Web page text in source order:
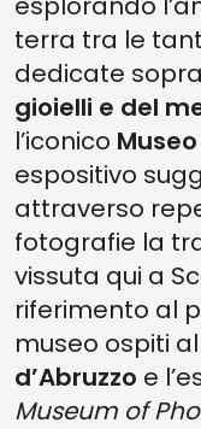
terra tra le
dedicate
gioielli e del
l’iconico
espositivo
attraverso
fotografie la
vissuta qui a
riferimento al
museo ospiti
d’Abruzzo e
Museum of